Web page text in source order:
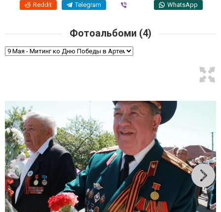
Reddit Telegram WhatsApp
Фотоальбоми (4)